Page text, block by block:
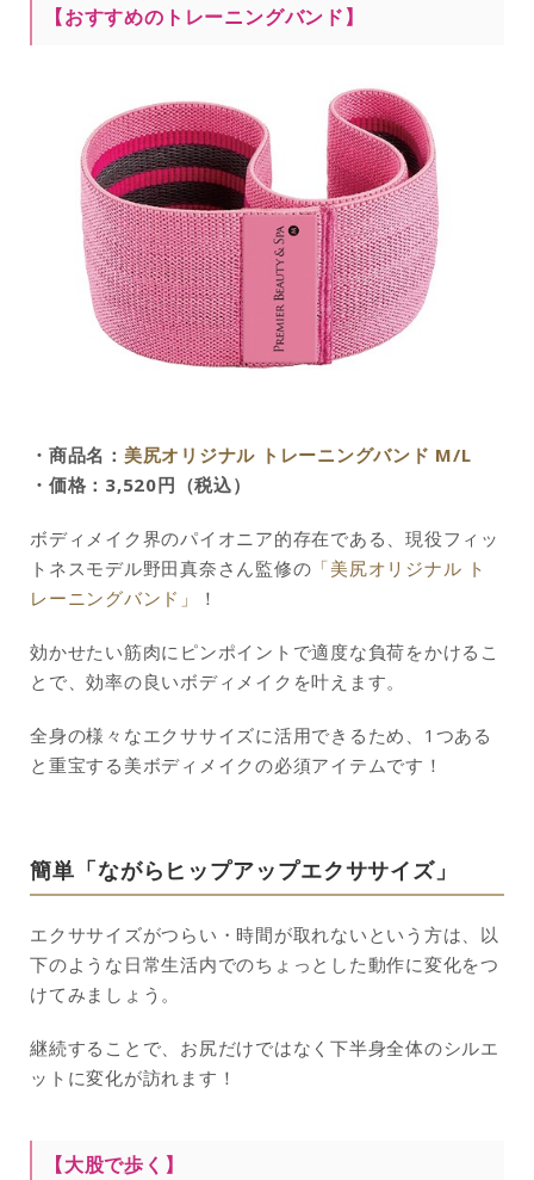
【おすすめのトレーニングバンド】
・商品名： 美尻オリジナル トレーニングバンド M/L
・価格：3,520円（税込）
ボディメイク界のパイオニア的存在である、現役フィッ
トネスモデル野田真奈さん監修の 「美尻オリジナル ト
レーニングバンド」
！
効かせたい筋肉にピンポイントで適度な負荷をかけるこ
とで、効率の良いボディメイクを叶えます。
全身の様々なエクササイズに活用できるため、1つある
と重宝する美ボディメイクの必須アイテムです！
簡単「ながらヒップアップエクササイズ」
エクササイズがつらい・時間が取れないという方は、以
下のような日常生活内でのちょっとした動作に変化をつ
けてみましょう。
継続することで、お尻だけではなく下半身全体のシルエ
ットに変化が訪れます！
【大股で歩く】